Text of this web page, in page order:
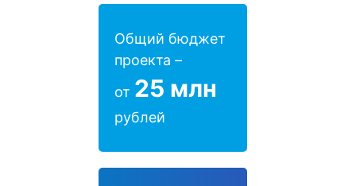
Общий бюджет
проекта –
от 25 млн
рублей